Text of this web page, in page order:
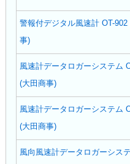
警報付デジタル風速計 OT-902
事)
風速計データロガーシステム
(大田商事)
風速計データロガーシステム
(大田商事)
風向風速計データロガーシス